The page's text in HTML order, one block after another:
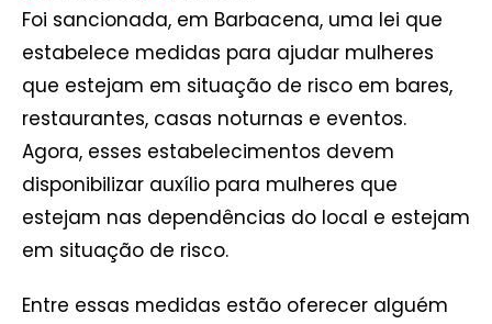
Foi sancionada, em Barbacena, uma lei que
estabelece medidas para ajudar mulheres
que estejam em situação de risco em bares,
restaurantes, casas noturnas e eventos.
Agora, esses estabelecimentos devem
disponibilizar auxílio para mulheres que
estejam nas dependências do local e estejam
em situação de risco.
Entre essas medidas estão oferecer alguém